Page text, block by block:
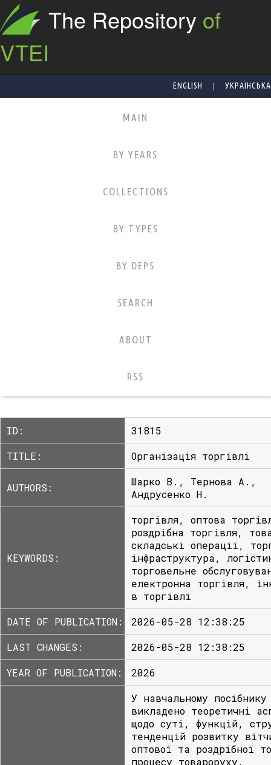
The Repository of
VTEI
ENGLISH | УКРАЇНСЬКА
MAIN
BY YEARS
COLLECTIONS
BY TYPES
BY DEPS
SEARCH
ABOUT
RSS
ID:
31815
TITLE:
Організація торгівлі
AUTHORS:
Шарко В., Тернова А.,
Андрусенко Н.
KEYWORDS:
торгівля, оптова
роздрібна торгівля,
складські операції,
інфраструктура,
торговельне
електронна торгівля,
в торгівлі
DATE OF PUBLICATION:
2026-05-28 12:38:25
LAST CHANGES:
2026-05-28 12:38:25
YEAR OF PUBLICATION:
2026
У навчальному посібнику
викладено теоретичні
щодо суті, функцій,
тенденцій розвитку
оптової та роздрібної
процесу товароруху,